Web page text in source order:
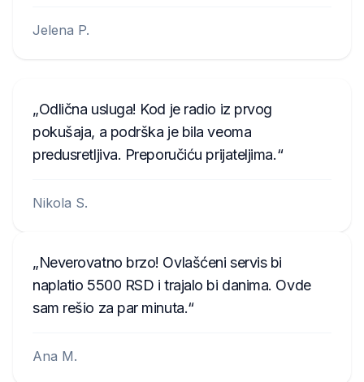
Jelena P.
Odlična usluga! Kod je radio iz prvog
pokušaja, a podrška je bila veoma
predusretljiva. Preporučiću prijateljima.
Nikola S.
Neverovatno brzo! Ovlašćeni servis bi
naplatio 5500 RSD i trajalo bi danima. Ovde
sam rešio za par minuta.
Ana M.